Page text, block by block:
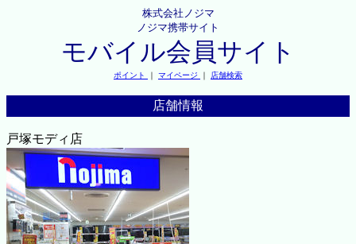
株式会社ノジマ
ノジマ携帯サイト
モバイル会員サイト
ポイント ｜ マイページ ｜ 店舗検索
店舗情報
戸塚モディ店